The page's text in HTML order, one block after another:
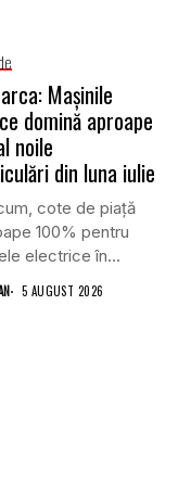
Mașinile
domină aproape
noile
din luna iulie
cote de piață
100% pentru
electrice în...
5 AUGUST 2026